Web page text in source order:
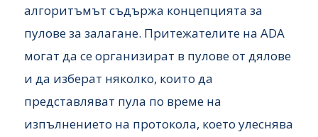
алгоритъмът съдържа концепцията за
пулове за залагане. Притежателите на ADA
могат да се организират в пулове от дялове
и да изберат няколко, които да
представляват пула по време на
изпълнението на протокола, което улеснява